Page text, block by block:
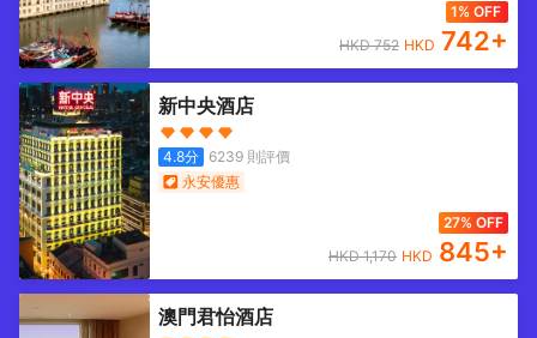
1% OFF
HKD752 HKD 742+
新中央酒店
4.8分 6239則評價
永安優惠
27% OFF
HKD1,170 HKD 845+
澳門君怡酒店